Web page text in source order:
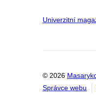
Univerzitní
© 2026
Správce webu